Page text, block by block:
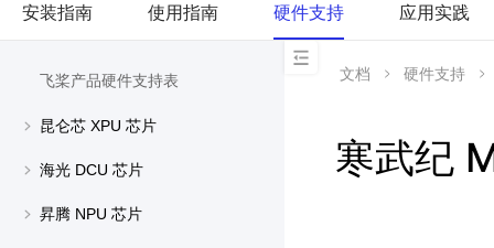
安装指南 使用指南 硬件支持 应用实践
飞桨产品硬件支持表
昆仑芯 XPU 芯片
海光 DCU 芯片
昇腾 NPU 芯片
文档 硬件支持
寒武纪